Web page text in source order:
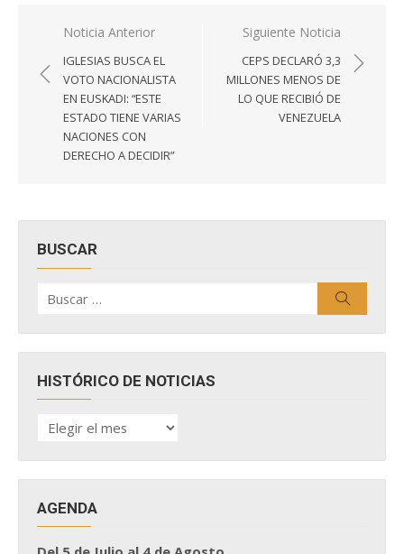
Navegación
entradas
Noticia Anterior
IGLESIAS BUSCA EL
VOTO NACIONALISTA
EN EUSKADI: “ESTE
ESTADO TIENE VARIAS
NACIONES CON
DERECHO A DECIDIR”
Siguiente Noticia
CEPS DECLARÓ 3,3
MILLONES MENOS DE
LO QUE RECIBIÓ DE
VENEZUELA
BUSCAR
por:
HISTÓRICO DE NOTICIAS
HISTÓRICO
DE
AGENDA